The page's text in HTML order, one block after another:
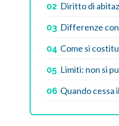
02 Diritto di
03 Differenze
04 Come si
05 Limiti: non si
06 Quando cessa